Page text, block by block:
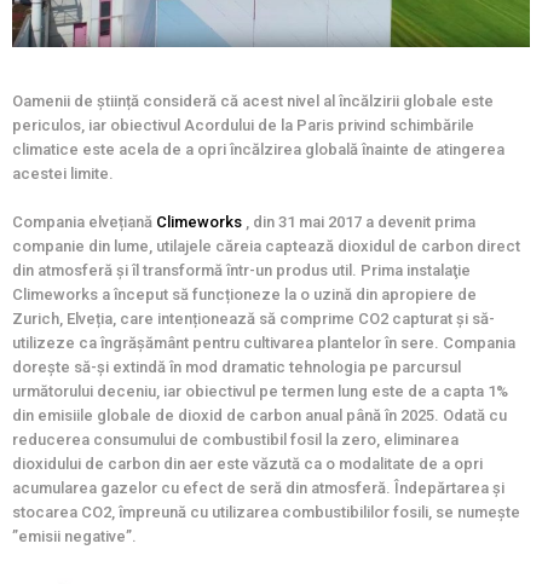
Oamenii de știință consideră că acest nivel al încălzirii globale este
periculos, iar obiectivul Acordului de la Paris privind schimbările
climatice este acela de a opri încălzirea globală înainte de atingerea
acestei limite.
Compania elvețiană Climeworks , din 31 mai 2017 a devenit prima
companie din lume, utilajele căreia captează dioxidul de carbon direct
din atmosferă și îl transformă într-un produs util. Prima instalaţie
Climeworks a început să funcționeze la o uzină din apropiere de
Zurich, Elveția, care intenționează să comprime CO2 capturat și să-
utilizeze ca îngrășământ pentru cultivarea plantelor în sere. Compania
dorește să-și extindă în mod dramatic tehnologia pe parcursul
următorului deceniu, iar obiectivul pe termen lung este de a capta 1%
din emisiile globale de dioxid de carbon anual până în 2025. Odată cu
reducerea consumului de combustibil fosil la zero, eliminarea
dioxidului de carbon din aer este văzută ca o modalitate de a opri
acumularea gazelor cu efect de seră din atmosferă. Îndepărtarea și
stocarea CO2, împreună cu utilizarea combustibililor fosili, se numește
”emisii negative”.